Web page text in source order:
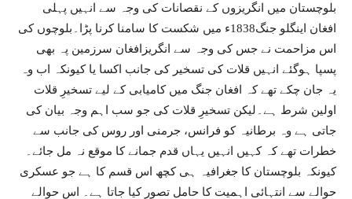
بلوچستان میں انگریزوں کے نقصانات کی وجہ سے انہیں پہلی
افغان اینگلو جنگ1838ء میں شکست کا سامنا کرنا پڑا۔بلوچوں کی
اس مزاحمت نے جس کی وجہ سے انگریزافغان سرزمین پہ بھی
پسپا ہوگئے انہیں قلات کی تسخیر کی جانب اکسا یا کیونکہ اب وہ
یہ جان چکے تھے کہ افغان جنگ میں کامیابی کے لیے تسخیرِ قلات
اولین شرط ہے۔لیکن تسخیرِ قلات کی جو سب اہم وجہ بیان کی
جاتی ہے وہ برطانیہ کو فرانس، جرمنی اور روس کی جانب سے
خطرات تھے کہ کہیں انہیں یہاں قدم جمانے کا موقع نہ مل جائے۔
کیونکہ بلوچستان کا جغرافیہ ہی کچھ اس قسم کا ہے جو عسکری
حوالے سے انتہائی اہمیت کا حامل تصور کیا جاتا ہے۔ اس حوالے